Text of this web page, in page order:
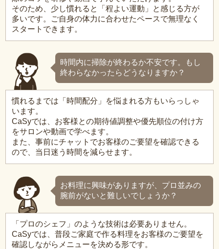
そのため、少し慣れると「程よい運動」と感じる方が
多いです。ご自身の体力に合わせたペースで無理なく
スタートできます。
時間内に掃除が終わるか不安です。もし
終わらなかったらどうなりますか？
慣れるまでは「時間配分」を悩まれる方もいらっしゃ
います。
CaSyでは、お客様との期待値調整や優先順位の付け方
をサロンや動画で学べます。
また、事前にチャットでお客様のご要望を確認できる
ので、当日迷う時間を減らせます。
お料理に興味がありますが、プロ並みの
腕前がないと難しいでしょうか？
「プロのシェフ」のような技術は必要ありません。
CaSyでは、普段ご家庭で作る料理をお客様のご要望を
確認しながらメニューを決める形です。